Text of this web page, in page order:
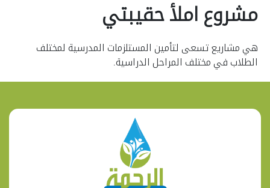
مشروع املأ حقيبتي
هي مشاريع تسعى لتأمين المستلزمات المدرسية لمختلف
الطلاب في مختلف المراحل الدراسية.